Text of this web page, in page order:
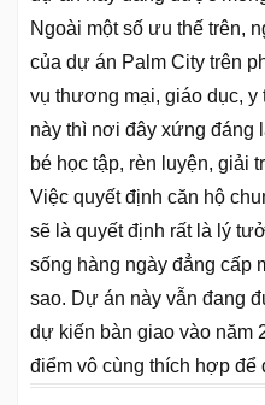
Ngoài một số ưu thế trên,
của dự án Palm City trên
vụ thương mại, giáo dục,
này thì nơi đây xứng đáng
bé học tập, rèn luyện, giải
Việc quyết định căn hộ
sẽ là quyết định rất là lý
sống hàng ngày đẳng cấp
sao. Dự án này vẫn đang
dự kiến bàn giao vào năm
điểm vô cùng thích hợp để